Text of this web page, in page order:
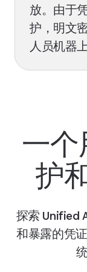
放。由于
护，明文
人员机器
一
护
探索 Unified
和暴露的凭